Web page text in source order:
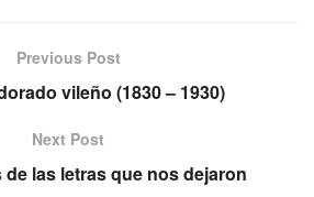
Previous Post
vileño (1830 – 1930)
Next Post
las letras que nos dejaron